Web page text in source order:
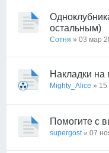
остальным)
Сотня » 03 мар
Накладки на
Mighty_Alice » 15
Помогите с
supergost» 07